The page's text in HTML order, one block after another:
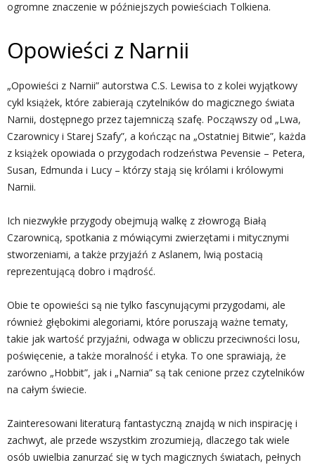
ogromne znaczenie w późniejszych powieściach Tolkiena.
Opowieści z Narnii
„Opowieści z Narnii” autorstwa C.S. Lewisa to z kolei wyjątkowy
cykl książek, które zabierają czytelników do magicznego świata
Narnii, dostępnego przez tajemniczą szafę. Począwszy od „Lwa,
Czarownicy i Starej Szafy”, a kończąc na „Ostatniej Bitwie”, każda
z książek opowiada o przygodach rodzeństwa Pevensie – Petera,
Susan, Edmunda i Lucy – którzy stają się królami i królowymi
Narnii.
Ich niezwykłe przygody obejmują walkę z złowrogą Białą
Czarownicą, spotkania z mówiącymi zwierzętami i mitycznymi
stworzeniami, a także przyjaźń z Aslanem, lwią postacią
reprezentującą dobro i mądrość.
Obie te opowieści są nie tylko fascynującymi przygodami, ale
również głębokimi alegoriami, które poruszają ważne tematy,
takie jak wartość przyjaźni, odwaga w obliczu przeciwności losu,
poświęcenie, a także moralność i etyka. To one sprawiają, że
zarówno „Hobbit”, jak i „Narnia” są tak cenione przez czytelników
na całym świecie.
Zainteresowani literaturą fantastyczną znajdą w nich inspirację i
zachwyt, ale przede wszystkim zrozumieją, dlaczego tak wiele
osób uwielbia zanurzać się w tych magicznych światach, pełnych